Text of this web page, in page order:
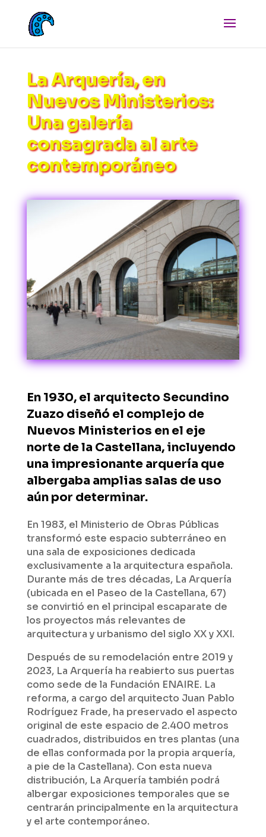
La Arquería, en
Nuevos Ministerios:
Una galería
consagrada al arte
contemporáneo
En 1930, el arquitecto Secundino
Zuazo diseñó el complejo de
Nuevos Ministerios en el eje
norte de la Castellana, incluyendo
una impresionante arquería que
albergaba amplias salas de uso
aún por determinar.
En 1983, el Ministerio de Obras Públicas
transformó este espacio subterráneo en
una sala de exposiciones dedicada
exclusivamente a la arquitectura española.
Durante más de tres décadas, La Arquería
(ubicada en el Paseo de la Castellana, 67)
se convirtió en el principal escaparate de
los proyectos más relevantes de
arquitectura y urbanismo del siglo XX y XXI.
Después de su remodelación entre 2019 y
2023, La Arquería ha reabierto sus puertas
como sede de la Fundación ENAIRE. La
reforma, a cargo del arquitecto Juan Pablo
Rodríguez Frade, ha preservado el aspecto
original de este espacio de 2.400 metros
cuadrados, distribuidos en tres plantas (una
de ellas conformada por la propia arquería,
a pie de la Castellana). Con esta nueva
distribución, La Arquería también podrá
albergar exposiciones temporales que se
centrarán principalmente en la arquitectura
y el arte contemporáneo.